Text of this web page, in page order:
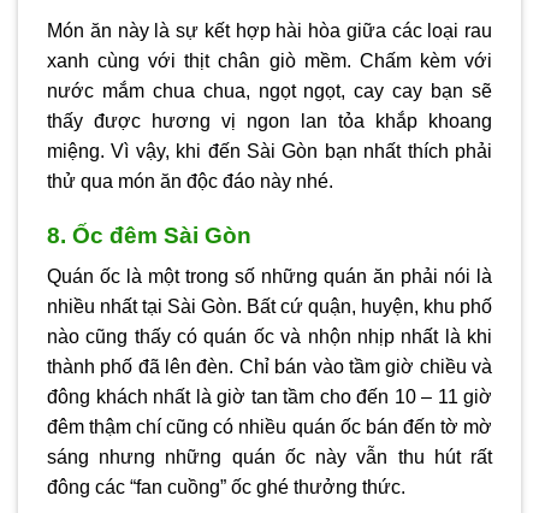
Món ăn này là sự kết hợp hài hòa giữa các loại rau
xanh cùng với thịt chân giò mềm. Chấm kèm với
nước mắm chua chua, ngọt ngọt, cay cay bạn sẽ
thấy được hương vị ngon lan tỏa khắp khoang
miệng. Vì vậy, khi đến Sài Gòn bạn nhất thích phải
thử qua món ăn độc đáo này nhé.
8. Ốc đêm Sài Gòn
Quán ốc là một trong số những quán ăn phải nói là
nhiều nhất tại Sài Gòn. Bất cứ quận, huyện, khu phố
nào cũng thấy có quán ốc và nhộn nhịp nhất là khi
thành phố đã lên đèn. Chỉ bán vào tầm giờ chiều và
đông khách nhất là giờ tan tầm cho đến 10 – 11 giờ
đêm thậm chí cũng có nhiều quán ốc bán đến tờ mờ
sáng nhưng những quán ốc này vẫn thu hút rất
đông các “fan cuồng” ốc ghé thưởng thức.